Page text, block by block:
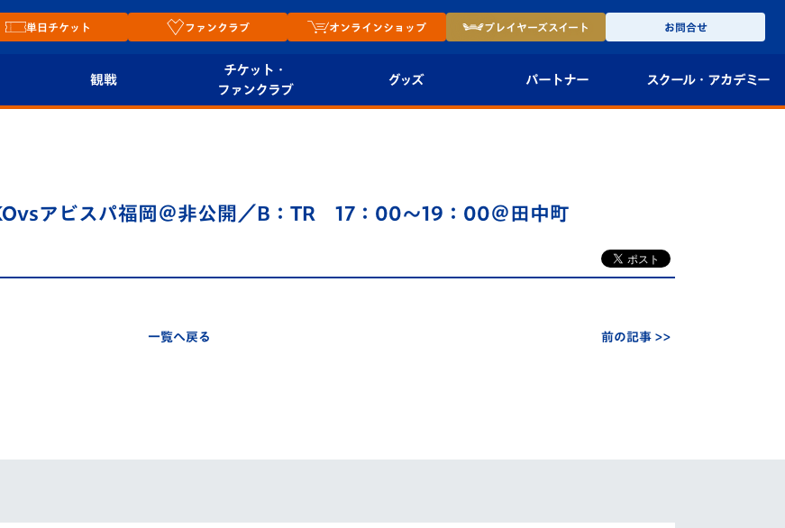
単日チケット ファンクラブ オンラインショップ プレイヤーズスイート お問合せ
観戦
チケット・
ファンクラブ
プレイヤーズスイート
グッズ パートナー
法人限定 VIP BOX
スクール・ アカデミー
U-12
アビスパ福岡＠非公開／B：TR 17：00～19：00＠田中町
一覧へ戻る 前の記事 >>